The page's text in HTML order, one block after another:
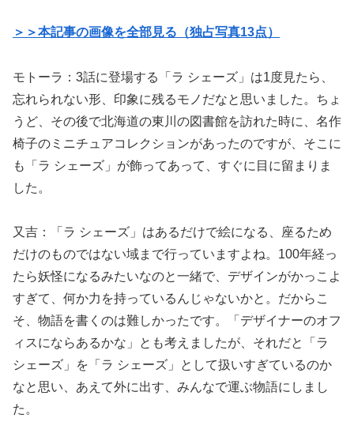
＞＞本記事の画像を全部見る（独占写真13点）
モトーラ：3話に登場する「ラ シェーズ」は1度見たら、
忘れられない形、印象に残るモノだなと思いました。ちょ
うど、その後で北海道の東川の図書館を訪れた時に、名作
椅子のミニチュアコレクションがあったのですが、そこに
も「ラ シェーズ」が飾ってあって、すぐに目に留まりま
した。
又吉：「ラ シェーズ」はあるだけで絵になる、座るため
だけのものではない域まで行っていますよね。100年経っ
たら妖怪になるみたいなのと一緒で、デザインがかっこよ
すぎて、何か力を持っているんじゃないかと。だからこ
そ、物語を書くのは難しかったです。「デザイナーのオフ
ィスにならあるかな」とも考えましたが、それだと「ラ
シェーズ」を「ラ シェーズ」として扱いすぎているのか
なと思い、あえて外に出す、みんなで運ぶ物語にしまし
た。